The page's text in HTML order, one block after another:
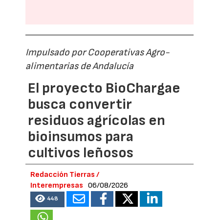
Impulsado por Cooperativas Agro-
alimentarias de Andalucía
El proyecto BioChargae
busca convertir
residuos agrícolas en
bioinsumos para
cultivos leñosos
Redacción Tierras /
Interempresas
06/08/2026
448